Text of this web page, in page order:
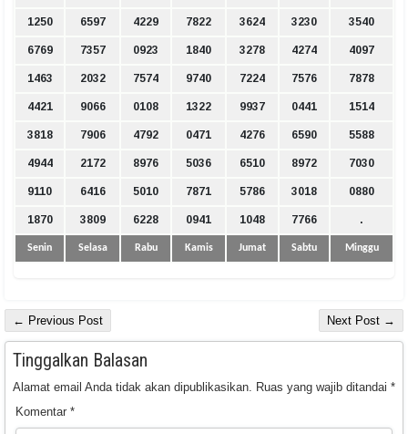
1250 6597 4229 7822 3624 3230 3540
6769 7357 0923 1840 3278 4274 4097
1463 2032 7574 9740 7224 7576 7878
4421 9066 0108 1322 9937 0441 1514
3818 7906 4792 0471 4276 6590 5588
4944 2172 8976 5036 6510 8972 7030
9110 6416 5010 7871 5786 3018 0880
1870 3809 6228 0941 1048 7766 .
Senin Selasa Rabu Kamis Jumat Sabtu Minggu
← Previous Post Next Post →
Tinggalkan Balasan
Alamat email Anda tidak akan dipublikasikan. Ruas yang wajib ditandai *
Komentar *